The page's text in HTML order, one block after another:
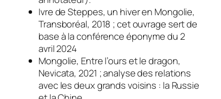
Ivre de Steppes, un hiver en Mongolie,
Transboréal, 2018 ; cet ouvrage sert de
base à la conférence éponyme du 2
avril 2024
Mongolie, Entre l’ours et le dragon,
Nevicata, 2021 ; analyse des relations
avec les deux grands voisins : la Russie